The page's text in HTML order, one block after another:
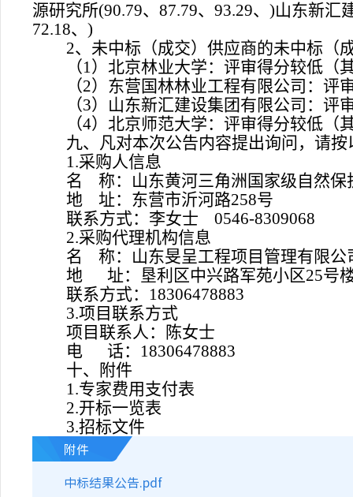
源研究所(90.79、87.79、93.29、)山东新汇
72.18、)
2、未中标（成交）供应商的未中标（
（1）北京林业大学：评审得分较低（
（2） 东营国林林业工程有限公司 ：评
（3） 山东新汇建设集团有限公司 ：评
（4） 北京师范大学：评审得分较低（
九、凡对本次公告内容提出询问，请
1.采购人信息
名
称：山东黄河三角洲国家级自然保
地
址：东营市沂河路258号
联系方式： 李女士
0546-8309068
2.采购代理机构信息
名
称：山东旻呈工程项目管理有限公
地
址：垦利区中兴路军苑小区25号
联系方式： 18306478883
3.项目联系方式
项目联系人：陈女士
电
话： 18306478883
十、附件
1.专家费用支付表
2.开标一览表
3.招标文件
附件
中标结果公告.pdf